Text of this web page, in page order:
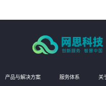
产品与解决方案 服务体系 关